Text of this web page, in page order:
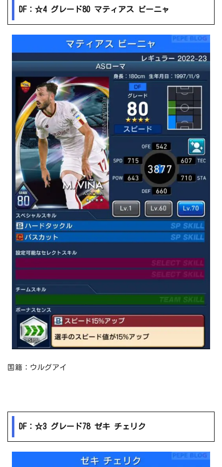
DF：☆4 グレード80 マティアス ビーニャ
国籍：ウルグアイ
DF：☆3 グレード78 ゼキ チェリク